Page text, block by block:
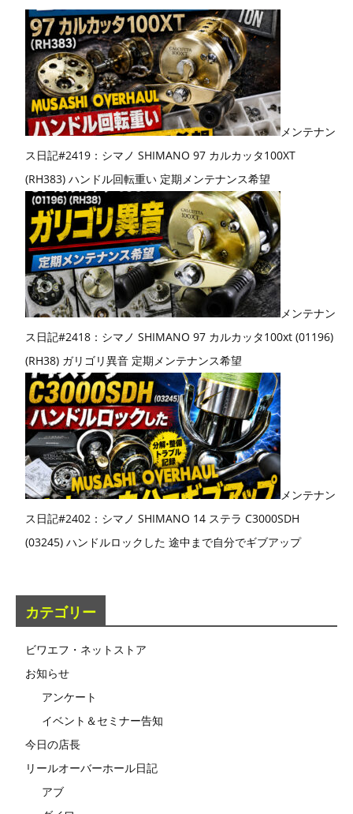
メンテナン
ス日記#2419：シマノ SHIMANO 97 カルカッタ100XT
(RH383) ハンドル回転重い 定期メンテナンス希望
メンテナン
ス日記#2418：シマノ SHIMANO 97 カルカッタ100xt (01196)
(RH38) ガリゴリ異音 定期メンテナンス希望
メンテナン
ス日記#2402：シマノ SHIMANO 14 ステラ C3000SDH
(03245) ハンドルロックした 途中まで自分でギブアップ
カテゴリー
ビワエフ・ネットストア
お知らせ
アンケート
イベント＆セミナー告知
今日の店長
リールオーバーホール日記
アブ